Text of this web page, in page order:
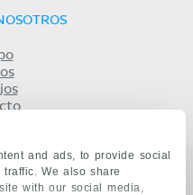
and ads, to provide social
We also share
with our social media,
EN...